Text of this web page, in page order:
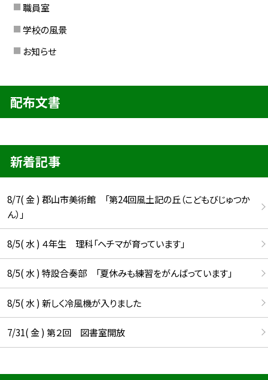
職員室
学校の風景
お知らせ
配布文書
新着記事
8/7( 金 ) 郡山市美術館 「第24回風土記の丘（こどもびじゅつか
ん）」
8/5( 水 ) ４年生 理科「ヘチマが育っています」
8/5( 水 ) 特設合奏部 「夏休みも練習をがんばっています」
8/5( 水 ) 新しく冷風機が入りました
7/31( 金 ) 第２回 図書室開放